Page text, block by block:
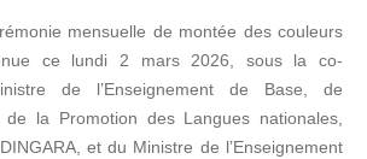
mensuelle de montée des couleurs
ce lundi 2 mars 2026, sous la co-
de l’Enseignement de Base, de
de la Promotion des Langues nationales,
et du Ministre de l’Enseignement